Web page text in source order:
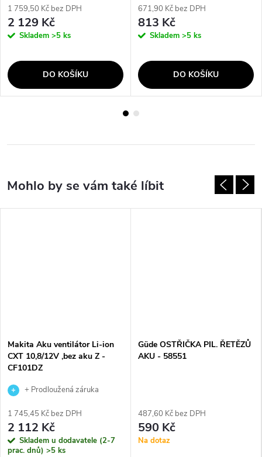
1 759,50 Kč bez DPH
2 129 Kč
Skladem >5 ks
DO KOŠÍKU
671,90 Kč bez DPH
813 Kč
Skladem >5 ks
DO KOŠÍKU
Makita Aku ventilátor Li-ion
CXT 10,8/12V ,bez aku Z -
CF101DZ
+ Prodloužená záruka
1 745,45 Kč bez DPH
2 112 Kč
Skladem u dodavatele (2-7
prac. dnů) >5 ks
Güde OSTŘIČKA PIL. ŘETĚZŮ
AKU - 58551
487,60 Kč bez DPH
590 Kč
Na dotaz